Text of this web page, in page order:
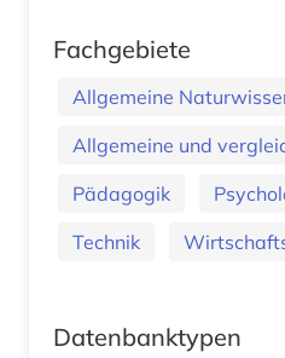
Fachgebiete
Allgemeine
Allgemeine und
Pädagogik
Technik
Datenbanktypen